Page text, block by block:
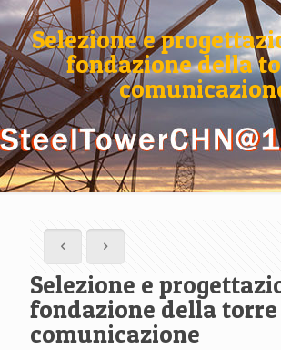
Selezione e
fondazione della
Selezione e
fondazione della
comunicazione